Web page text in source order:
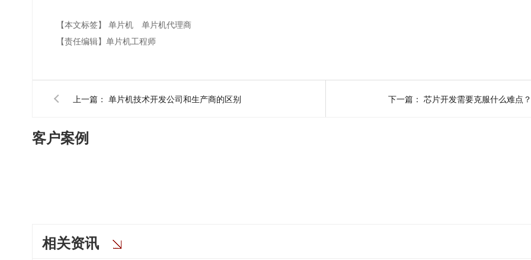
【本文标签】单片机
单片机代理商
【责任编辑】单片机工程师
上一篇： 单片机技术开发公司和生产商的区别 下一篇： 芯片开发需要克服什么难点？
客户案例
相关资讯